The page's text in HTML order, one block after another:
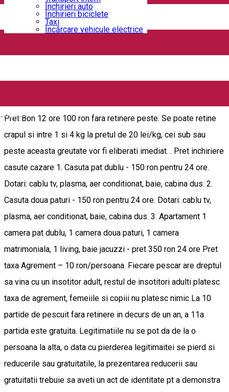
English
Închirieri auto
Închirieri biciclete
Taxi
Încărcare vehicule electrice
The only pool in the middle of the town
Brazda lui Novac, nr 63, Craiova, Romania
Pret Bon 12 ore 100 ron fara retinere peste. Se poate retine
crapul si intre 1 si 4 kg la pretul de 20 lei/kg, cei sub sau
peste aceasta greutate vor fi eliberati imediat. . Pret inchiriere
casute cazare 1. Casuta pat dublu - 150 ron pentru 24 ore.
Dotari: cablu tv, plasma, aer conditionat, baie, cabina dus. 2.
Casuta doua paturi - 150 ron pentru 24 ore. Dotari: cablu tv,
plasma, aer conditionat, baie, cabina dus. 3. Apartament 1
camera pat dublu, 1 camera doua paturi, 1 camera
matrimoniala, 1 living, baie jacuzzi - pret 350 ron 24 ore Pret
taxa Agrement – 10 ron/persoana. Fiecare pescar are dreptul
sa vina cu un insotitor adult, restul de insotitori adulti platesc
taxa de agrement, femeiile si copiii nu platesc nimic La 10
partide de pescuit fara retinere in decurs de un an, a 11a
partida este gratuita. Legitimatiile nu se pot da de la o
persoana la alta, o data cu pierderea legitimaitei se pierd si
reducerile sau gratuitatile, la prezentarea reducerii sau
gratuitatii trebuie sa aveti un act de identitate pt a demonstra